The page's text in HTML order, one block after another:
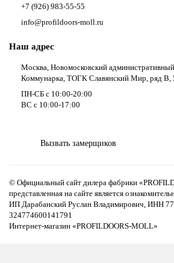
+7 (926) 983-55-55
info@profildoors-moll.ru
Наш адрес
Москва, Новомосковский
Коммунарка, ТОГК Славянский Мир, ряд В,
ПН-СБ с 10:00-20:00
ВС с 10:00-17:00
Вызвать замерщиков
© Официальный сайт дилера фабрики
представленная на сайте является
ИП Дарабанский Руслан Владимирович, ИНН
324774600141791
Интернет-магазин «PROFILDOORS-MOLL»